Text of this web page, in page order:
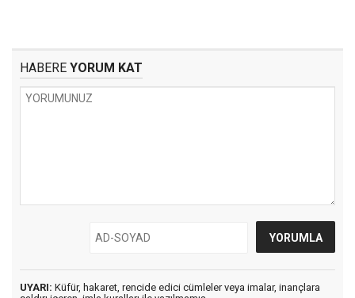
HABERE YORUM KAT
UYARI: Küfür, hakaret, rencide edici cümleler veya imalar, inançlara